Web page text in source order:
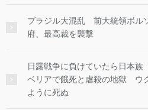
ブラジル大混乱 前大統領ボル
府、最高裁を襲撃
日露戦争に負けていたら日本
ベリアで餓死と虐殺の地獄 ウ
ように死ぬ